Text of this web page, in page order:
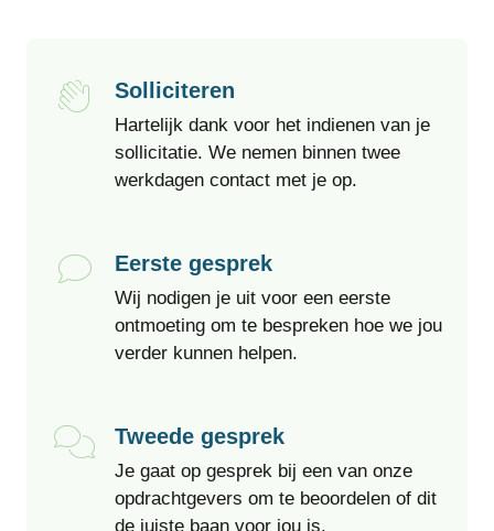
Solliciteren
Hartelijk dank voor het indienen van je
sollicitatie. We nemen binnen twee
werkdagen contact met je op.
Eerste gesprek
Wij nodigen je uit voor een eerste
ontmoeting om te bespreken hoe we jou
verder kunnen helpen.
Tweede gesprek
Je gaat op gesprek bij een van onze
opdrachtgevers om te beoordelen of dit
de juiste baan voor jou is.